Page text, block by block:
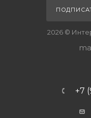
2026 ©
+7